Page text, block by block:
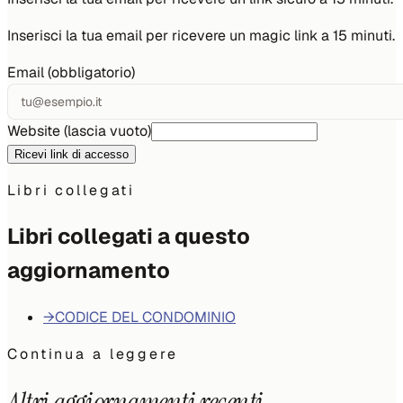
Inserisci la tua email per ricevere un magic link a 15 minuti.
Email (obbligatorio)
Website (lascia vuoto)
Ricevi link di accesso
Libri collegati
Libri collegati a questo
aggiornamento
→CODICE DEL CONDOMINIO
Continua a leggere